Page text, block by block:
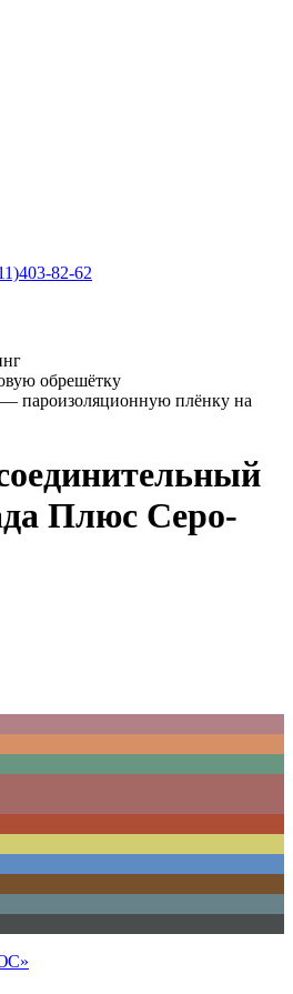
82-62
обрешётку
пароизоляционную плёнку на
Плюс Серо-